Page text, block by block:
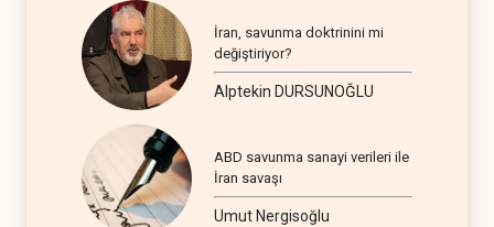
İran, savunma doktrinini mi
değiştiriyor?
Alptekin DURSUNOĞLU
ABD savunma sanayi verileri ile
İran savaşı
Umut Nergisoğlu